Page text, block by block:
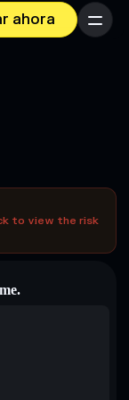
ahora Menú
to view the risk